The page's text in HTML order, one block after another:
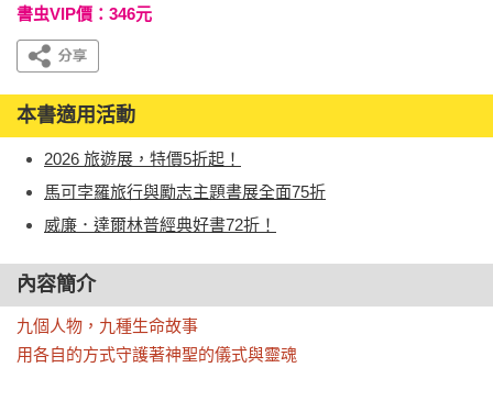
書虫VIP價：346元
本書適用活動
2026 旅遊展，特價5折起！
馬可孛羅旅行與勵志主題書展全面75折
威廉．達爾林普經典好書72折！
內容簡介
九個人物，九種生命故事
用各自的方式守護著神聖的儀式與靈魂